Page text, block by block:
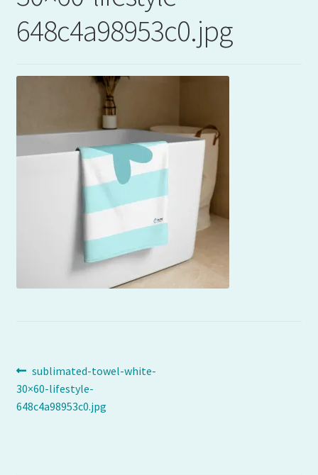
648c4a98953c0.jpg
Navigation
de
Article
précédent :
sublimated-towel-white-
30×60-lifestyle-
648c4a98953c0.jpg